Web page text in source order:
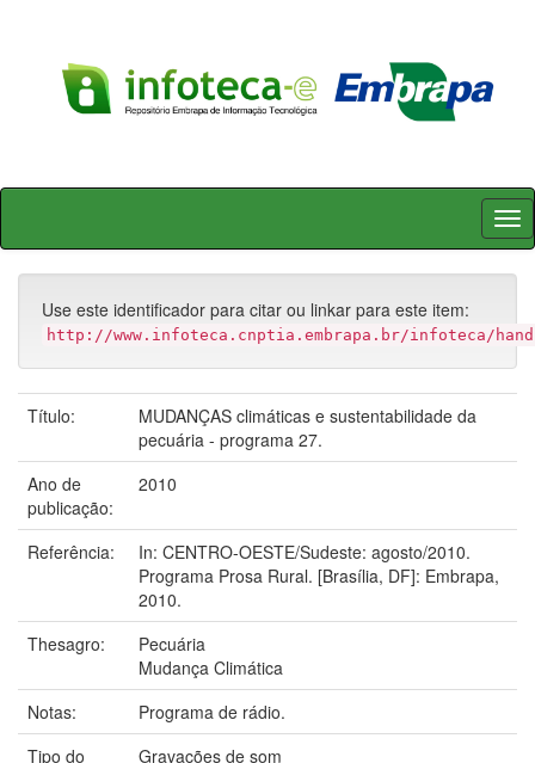
Skip
Use este identificador para citar ou linkar para este item:
http://www.infoteca.cnptia.embrapa.br/infoteca/
Título:
MUDANÇAS climáticas e sustentabilidade da
pecuária - programa 27.
Ano de
publicação:
2010
Referência:
In: CENTRO-OESTE/Sudeste: agosto/2010.
Programa Prosa Rural. [Brasília, DF]: Embrapa,
2010.
Thesagro:
Pecuária
Mudança Climática
Notas:
Programa de rádio.
Tipo do
Gravações de som